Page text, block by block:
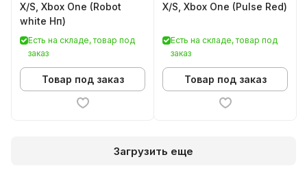
X/S, Xbox One (Robot
white Нп)
Есть на складе, товар под
заказ
Товар под заказ
X/S, Xbox One (Pulse Red)
Есть на складе, товар под
заказ
Товар под заказ
Загрузить еще